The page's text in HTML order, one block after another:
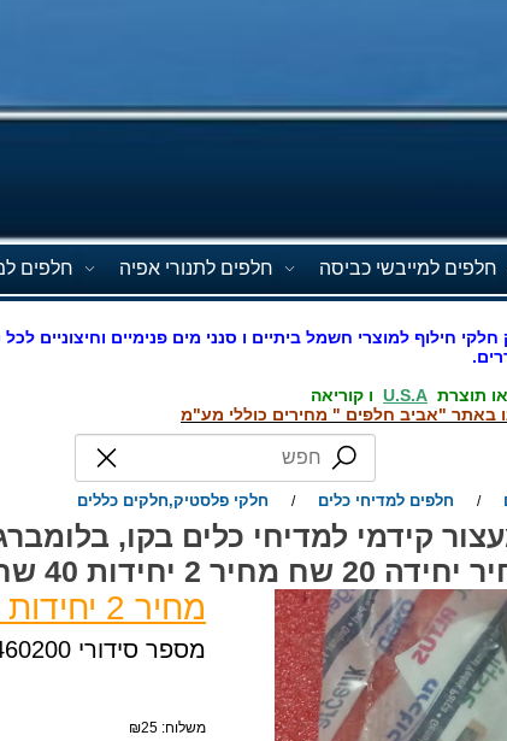
חלפים למייבשי כביסה חלפים לתנורי אפיה חלפים
חילוף למוצרי חשמל ביתיים ו סנני מים פנימיים וחיצוניים
או תוצרת U.S.A ו קוריאה
באתר "אביב חלפים " מחירים כוללי מע"מ
/ חלפים למדיחי כלים / חלקי פלסטיק,חלקים כללים
יחידות 40 שח מקט 011595
מחיר 2 יחידות 40 ש"ח
מספר סידורי 1887460200
משלוח: ₪25